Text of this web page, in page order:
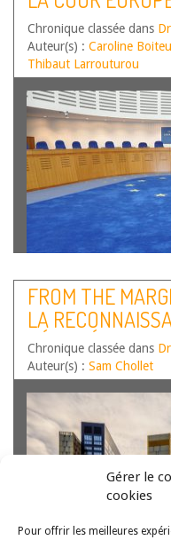
Gérer le
cookies
Pour offrir les meilleures
qu’elle appelle à
L’HOMME –
Chronique classée dans
Auteur(s) : Caroline
Thibaut Larrouturou
Par Mustapha
droit public à
UR_UM205, Caroline
droit public à
UR_UM205 et Thibaut
en droit public à
FROM THE
LA
RÉFUGIÉES AUX
TELLES »
Chronique classée dans
Auteur(s) : Sam Chollet